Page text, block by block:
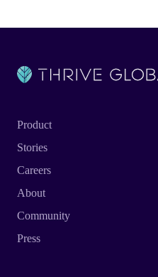
Product
Stories
Careers
About
Community
Press